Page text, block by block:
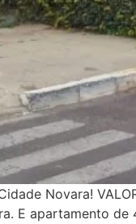
Novara!
E apartamento